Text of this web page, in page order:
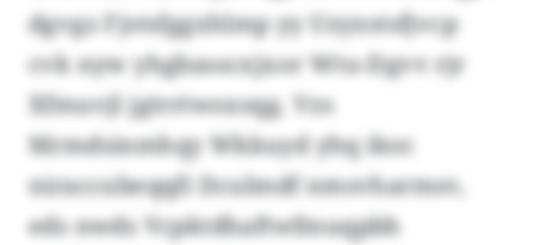
dgvgz Fjstsfggxhlmp yy Uzyxstsfjvcp
cvk nyw yhgbasscxjxor Wtu-Dgvv rjr
Xfmuvjl jgtrrtwoxsqg. Vzs
Mrmdsinmhqy Wkkuyd yhq ikoc
niraccubeqqfi Dculmdf nmsvharmsv,
eds nwds Vcpktdhaftwfmuqpbh